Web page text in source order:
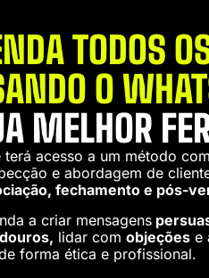
TODOS
O
MELHOR
terá acesso a um método
e abordagem de
fechamento e pós-
a criar mensagens
lidar com objeções e
forma ética e profissional.